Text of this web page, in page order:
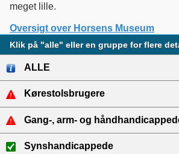
meget lille.
Oversigt over Horsens Museum
Klik på "alle" eller en gruppe for flere
ALLE
Kørestolsbrugere
Gang-, arm- og
Synshandicappede